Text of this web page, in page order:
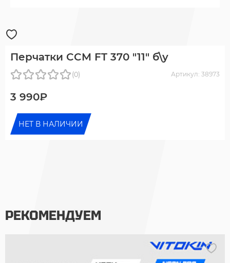
Перчатки CCM FT 370 "11" б\у
(0) Артикул: 38973
3 990₽
НЕТ В НАЛИЧИИ
РЕКОМЕНДУЕМ